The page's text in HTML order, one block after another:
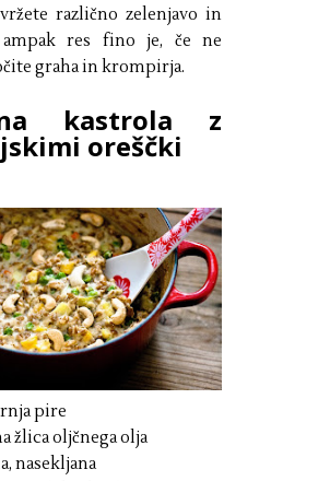
različno zelenjavo in
ampak res fino je, če ne
graha in krompirja.
kastrola z
oreščki
pire
žlica oljčnega olja
nasekljana